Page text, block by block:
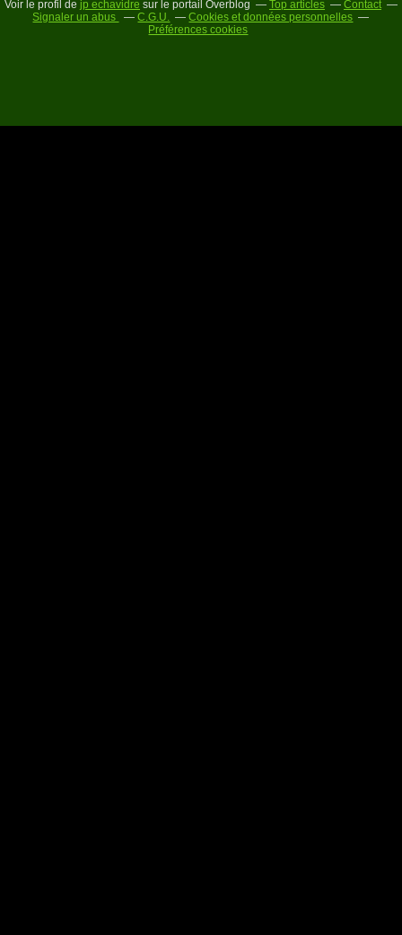
Voir le profil de jp echavidre sur le portail Overblog Top articles
Contact
Signaler un abus
C.G.U.
Cookies et données personnelles
Préférences cookies